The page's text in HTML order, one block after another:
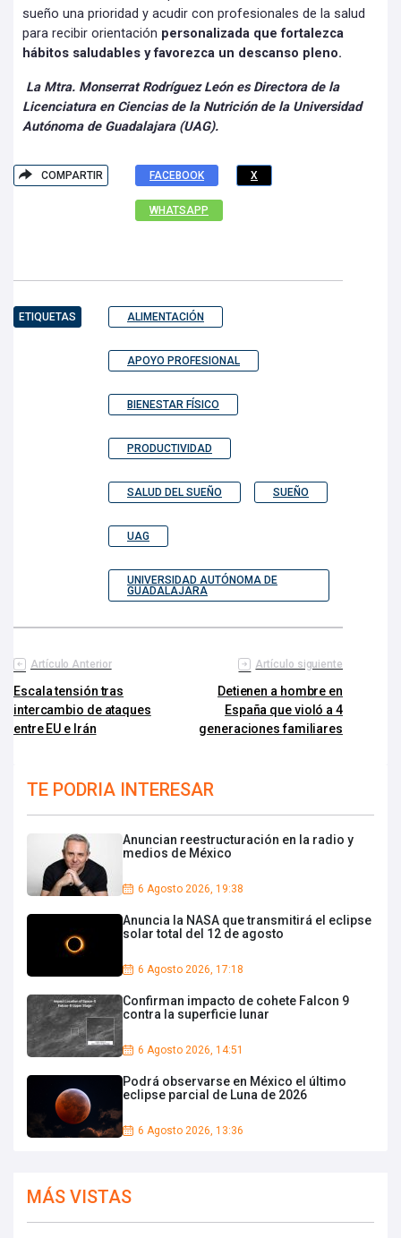
sueño una prioridad y acudir con profesionales de la salud
para recibir orientación personalizada que fortalezca
hábitos saludables y favorezca un descanso pleno.
La Mtra. Monserrat Rodríguez León es Directora de la
Licenciatura en Ciencias de la Nutrición de la Universidad
Autónoma de Guadalajara (UAG).
COMPARTIR FACEBOOK X
WHATSAPP
ETIQUETAS ALIMENTACIÓN
APOYO PROFESIONAL
BIENESTAR FÍSICO
PRODUCTIVIDAD
SALUD DEL SUEÑO SUEÑO
UAG
UNIVERSIDAD AUTÓNOMA DE
GUADALAJARA
Artículo Anterior
Escala tensión tras
intercambio de ataques
entre EU e Irán
Artículo siguiente
Detienen a hombre en
España que violó a 4
generaciones familiares
TE PODRIA INTERESAR
Anuncian reestructuración en la radio y
medios de México
6 Agosto 2026, 19:38
Anuncia la NASA que transmitirá el eclipse
solar total del 12 de agosto
6 Agosto 2026, 17:18
Confirman impacto de cohete Falcon 9
contra la superficie lunar
6 Agosto 2026, 14:51
Podrá observarse en México el último
eclipse parcial de Luna de 2026
6 Agosto 2026, 13:36
MÁS VISTAS